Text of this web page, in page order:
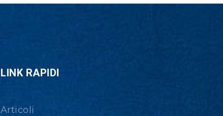
LINK RAPIDI
Articoli